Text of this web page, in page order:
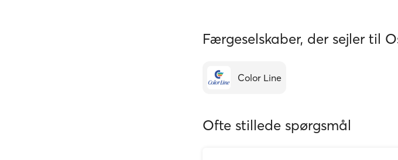
Færgeselskaber, der sejler til
Color Line
Ofte stillede spørgsmål